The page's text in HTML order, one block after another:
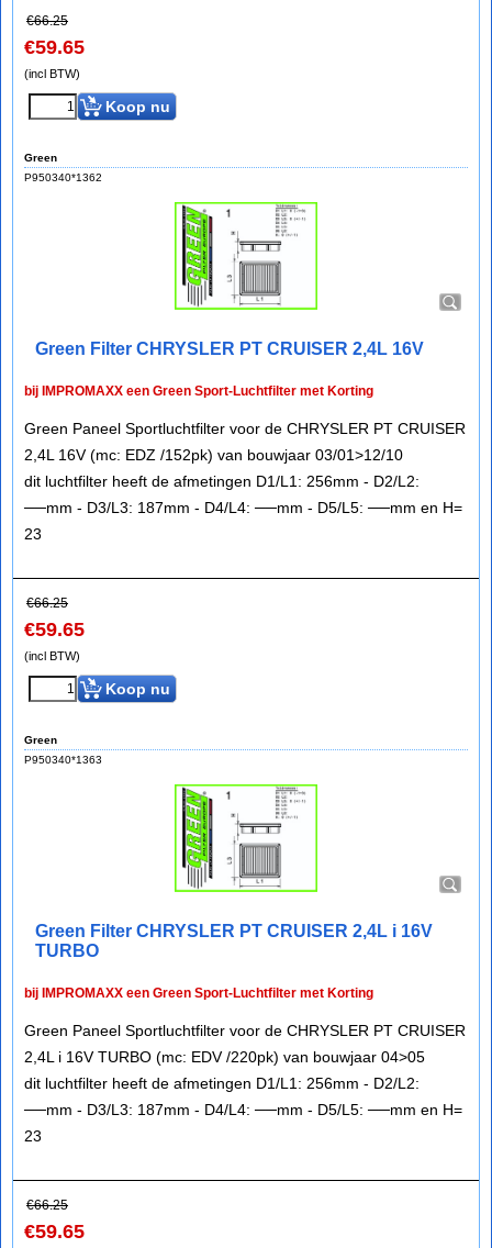
€66.25
€59.65
(incl BTW)
Koop nu
Green
P950340*1362
Green Filter CHRYSLER PT CRUISER 2,4L 16V
bij IMPROMAXX een Green Sport-Luchtfilter met Korting
Green Paneel Sportluchtfilter voor de CHRYSLER PT CRUISER
2,4L 16V (mc: EDZ /152pk) van bouwjaar 03/01>12/10
dit luchtfilter heeft de afmetingen D1/L1: 256mm - D2/L2:
──mm - D3/L3: 187mm - D4/L4: ──mm - D5/L5: ──mm en H=
23
€66.25
€59.65
(incl BTW)
Koop nu
Green
P950340*1363
Green Filter CHRYSLER PT CRUISER 2,4L i 16V
TURBO
bij IMPROMAXX een Green Sport-Luchtfilter met Korting
Green Paneel Sportluchtfilter voor de CHRYSLER PT CRUISER
2,4L i 16V TURBO (mc: EDV /220pk) van bouwjaar 04>05
dit luchtfilter heeft de afmetingen D1/L1: 256mm - D2/L2:
──mm - D3/L3: 187mm - D4/L4: ──mm - D5/L5: ──mm en H=
23
€66.25
€59.65